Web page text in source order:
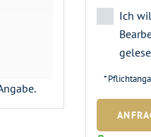
Ich
*